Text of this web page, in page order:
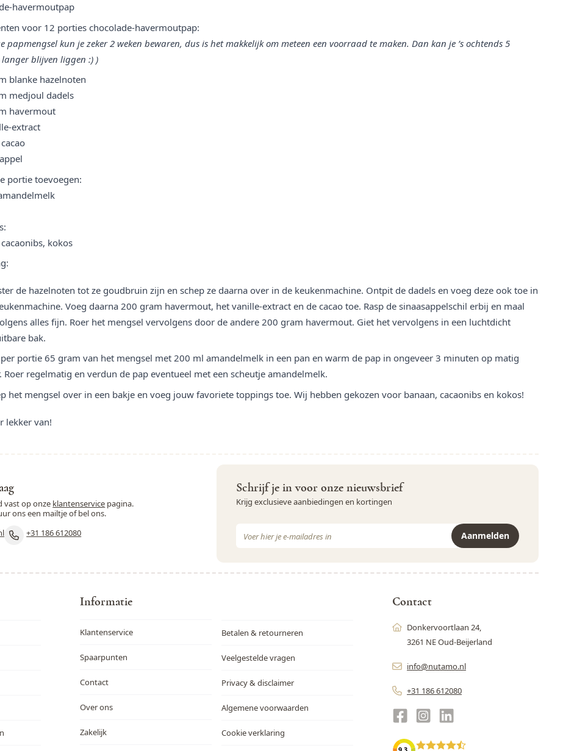
havermoutpap
voor 12 porties chocolade-havermoutpap:
papmengsel kun je zeker 2 weken bewaren, dus is het makkelijk om meteen een voorraad te maken. Dan kan je ’s ochtends 5
blijven liggen :) )
blanke hazelnoten
medjoul dadels
havermout
extract
portie toevoegen:
kokos
de hazelnoten tot ze goudbruin zijn en schep ze daarna over in de keukenmachine. Ontpit de dadels en voeg deze ook toe in
Voeg daarna 200 gram havermout, het vanille-extract en de cacao toe. Rasp de sinaasappelschil erbij en maal
alles fijn. Roer het mengsel vervolgens door de andere 200 gram havermout. Giet het vervolgens in een luchtdicht
bak.
portie 65 gram van het mengsel met 200 ml amandelmelk in een pan en warm de pap in ongeveer 3 minuten op matig
Roer regelmatig en verdun de pap eventueel met een scheutje amandelmelk.
het mengsel over in een bakje en voeg jouw favoriete toppings toe. Wij hebben gekozen voor banaan, cacaonibs en kokos!
lekker van!
vast op onze klantenservice pagina.
ons een mailtje of bel ons.
+31 186 612080
Schrijf je in voor onze nieuwsbrief
Krijg exclusieve aanbiedingen en kortingen
Aanmelden
Informatie
Klantenservice
Spaarpunten
Contact
Over ons
Zakelijk
Betalen & retourneren
Veelgestelde vragen
Privacy & disclaimer
Algemene voorwaarden
Cookie verklaring
Contact
Donkervoortlaan 24,
3261 NE Oud-Beijerland
info@nutamo.nl
+31 186 612080